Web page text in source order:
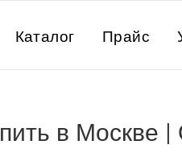
Каталог Прайс
в Москве